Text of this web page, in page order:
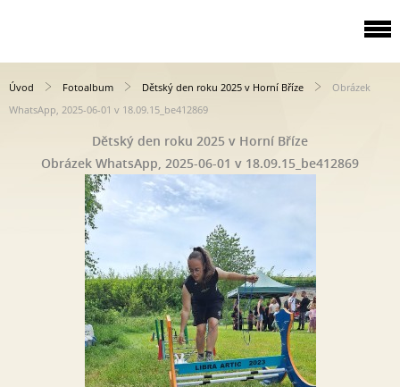
Úvod Fotoalbum Dětský den roku 2025 v Horní Bříze
Obrázek
WhatsApp, 2025-06-01 v 18.09.15_be412869
Dětský den roku 2025 v Horní Bříze
Obrázek WhatsApp, 2025-06-01 v 18.09.15_be412869